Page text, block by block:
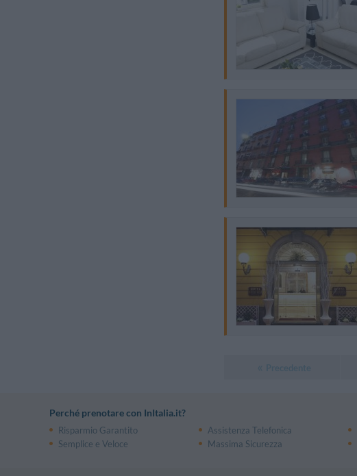
Perché prenotare con InItalia.it?
Risparmio Garantito Assistenza Telefonica
Semplice e Veloce
Massima Sicurezza